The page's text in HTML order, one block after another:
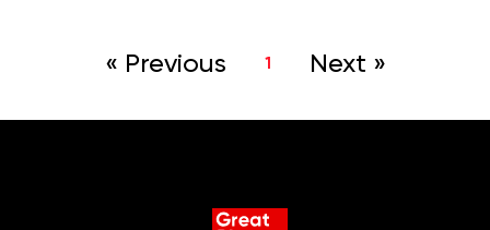
« Previous 1 Next »